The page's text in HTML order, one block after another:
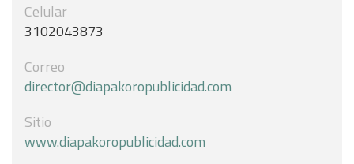
Celular
3102043873
Correo
director@diapakoropublicidad.com
Sitio
www.diapakoropublicidad.com